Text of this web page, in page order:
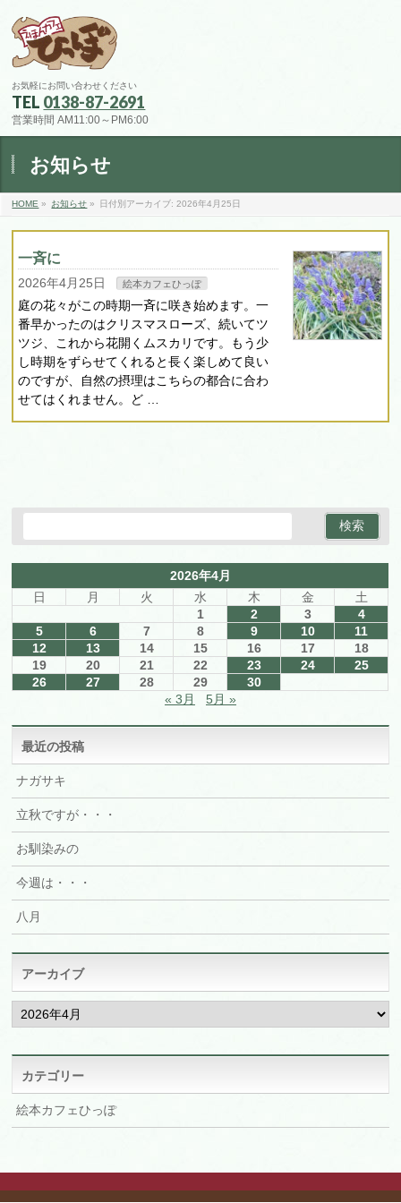
お気軽にお問い合わせください
TEL 0138-87-2691
営業時間 AM11:00～PM6:00
お知らせ
HOME » お知らせ » 日付別アーカイブ: 2026年4月25日
一斉に
2026年4月25日 絵本カフェひっぽ
庭の花々がこの時期一斉に咲き始めます。一
番早かったのはクリスマスローズ、続いてツ
ツジ、これから花開くムスカリです。もう少
し時期をずらせてくれると長く楽しめて良い
のですが、自然の摂理はこちらの都合に合わ
せてはくれません。ど …
2026年4月
日
月 火 水 木 金
土
1
2 3
4
5
6 7 8 9 10
11
12
13 14 15 16 17
18
19
20 21 22 23 24
25
26
27 28 29
30
« 3月
5月 »
最近の投稿
ナガサキ
立秋ですが・・・
お馴染みの
今週は・・・
八月
アーカイブ
ア
ー
カ
カテゴリー
絵本カフェひっぽ